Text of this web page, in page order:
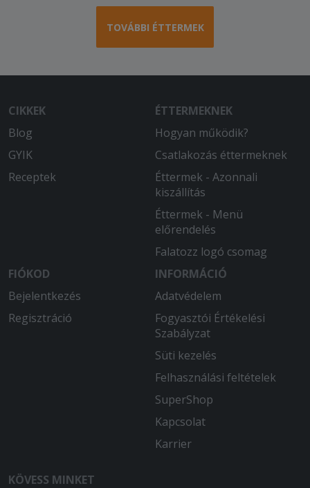
TOVÁBBI ÉTTERMEK
CIKKEK
Blog
GYIK
Receptek
ÉTTERMEKNEK
Hogyan működik?
Csatlakozás éttermeknek
Éttermek - Azonnali
kiszállítás
Éttermek - Menü
előrendelés
Falatozz logó csomag
FIÓKOD
Bejelentkezés
Regisztráció
INFORMÁCIÓ
Adatvédelem
Fogyasztói Értékelési
Szabályzat
Süti kezelés
Felhasználási feltételek
SuperShop
Kapcsolat
Karrier
KÖVESS MINKET